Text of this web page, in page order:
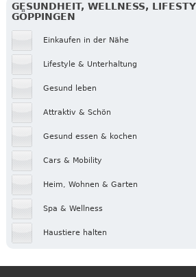
GESUNDHEIT, WELLNESS,
GÖPPINGEN
Einkaufen in der Nähe
Lifestyle & Unterhaltung
Gesund leben
Attraktiv & Schön
Gesund essen & kochen
Cars & Mobility
Heim, Wohnen & Garten
Spa & Wellness
Haustiere halten